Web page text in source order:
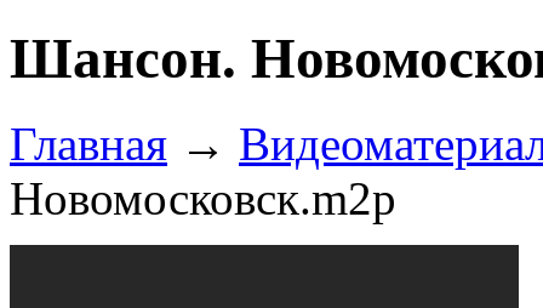
Шансон.
Главная →
Новомосковск.m2p